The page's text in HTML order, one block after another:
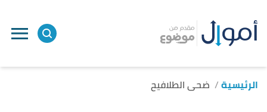
الرئيسية ضحى الطلافيح